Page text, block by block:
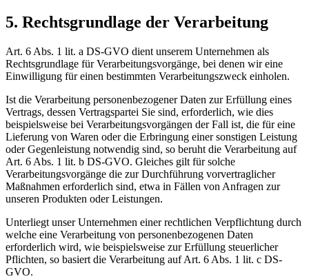
5. Rechtsgrundlage der Verarbeitung
Art. 6 Abs. 1 lit. a DS-GVO dient unserem Unternehmen als
Rechtsgrundlage für Verarbeitungsvorgänge, bei denen wir eine
Einwilligung für einen bestimmten Verarbeitungszweck einholen.
Ist die Verarbeitung personenbezogener Daten zur Erfüllung eines
Vertrags, dessen Vertragspartei Sie sind, erforderlich, wie dies
beispielsweise bei Verarbeitungsvorgängen der Fall ist, die für eine
Lieferung von Waren oder die Erbringung einer sonstigen Leistung
oder Gegenleistung notwendig sind, so beruht die Verarbeitung auf
Art. 6 Abs. 1 lit. b DS-GVO. Gleiches gilt für solche
Verarbeitungsvorgänge die zur Durchführung vorvertraglicher
Maßnahmen erforderlich sind, etwa in Fällen von Anfragen zur
unseren Produkten oder Leistungen.
Unterliegt unser Unternehmen einer rechtlichen Verpflichtung durch
welche eine Verarbeitung von personenbezogenen Daten
erforderlich wird, wie beispielsweise zur Erfüllung steuerlicher
Pflichten, so basiert die Verarbeitung auf Art. 6 Abs. 1 lit. c DS-
GVO.